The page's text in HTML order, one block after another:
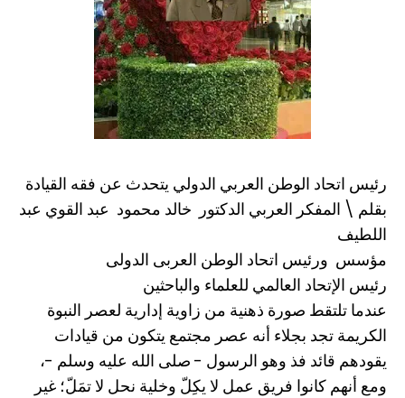
رئيس اتحاد الوطن العربي الدولي يتحدث عن فقه القيادة
بقلم \ المفكر العربي الدكتور خالد محمود عبد القوي عبد
اللطيف
مؤسس ورئيس اتحاد الوطن العربى الدولى
رئيس الإتحاد العالمي للعلماء والباحثين
عندما تلتقط صورة ذهنية من زاوية إدارية لعصر النبوة
الكريمة تجد بجلاء أنه عصر مجتمع يتكون من قيادات
يقودهم قائد فذ وهو الرسول - صلى الله عليه وسلم -،
ومع أنهم كانوا فريق عمل لا يكِلّ وخلية نحل لا تمَلّ؛ غير